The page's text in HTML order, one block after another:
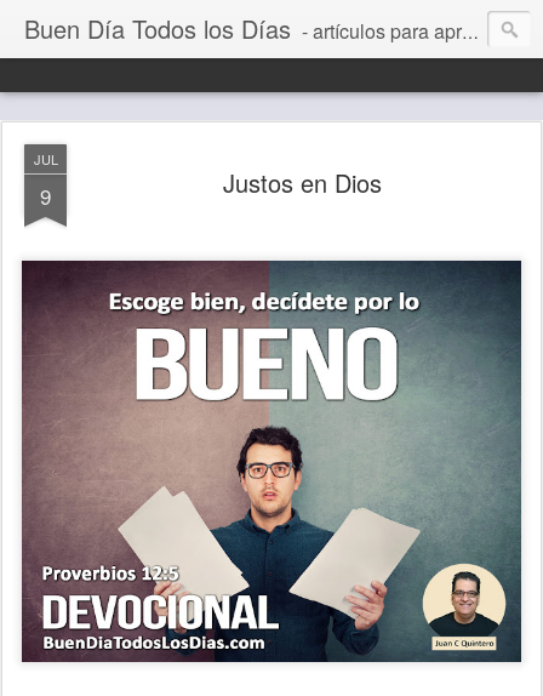
Buen Día Todos los Días - artículos para aprender a vivir mejor, un día a la vez. Por Juan C Quintero
JUL
9 Justos en Dios